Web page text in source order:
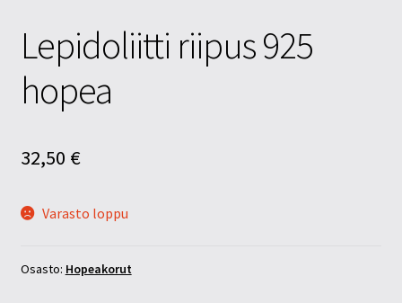
Lepidoliitti riipus 925
hopea
32,50 €
Varasto loppu
Osasto: Hopeakorut